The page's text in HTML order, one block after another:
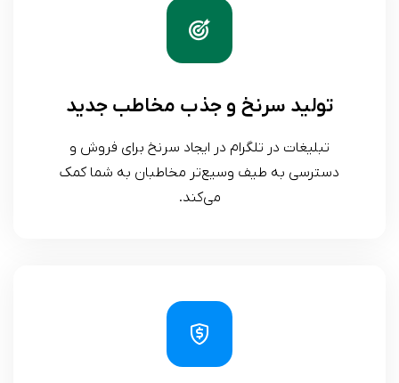
تولید سرنخ و جذب مخاطب جدید
تبلیغات در تلگرام در ایجاد سرنخ برای فروش و
دسترسی به طیف وسیع‌تر مخاطبان به شما کمک
می‌کند.